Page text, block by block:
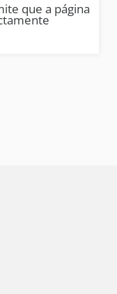
que a página